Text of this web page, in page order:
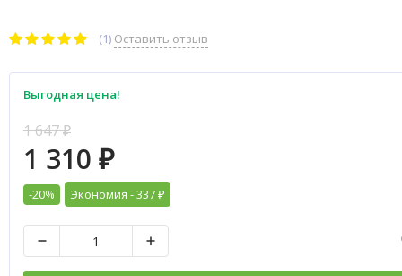
(1) Оставить отзыв
Выгодная цена!
1 647₽
1 310 ₽
-20% Экономия -337 ₽